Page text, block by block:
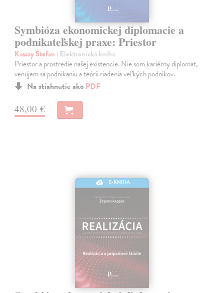
Symbióza ekonomickej diplomacie a
podnikateľskej praxe: Priestor
Kassay Štefan | Elektronická kniha
Priestor a prostredie našej existencie. Nie som kariérny diplomat,
venujem sa podnikaniu a teórii riadenia veľkých podnikov.
Na stiahnutie ako PDF
48,00 €
E-KNIHA